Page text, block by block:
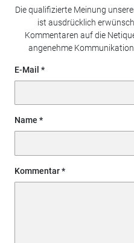
Die qualifizierte Meinung
ist ausdrücklich
Kommentaren auf die
angenehme
E-Mail
Name
Kommentar